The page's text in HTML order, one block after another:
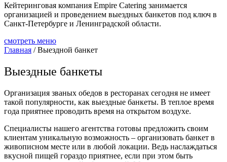
Кейтеринговая компания Empire Catering занимается
организацией и проведением выездных банкетов под ключ в
Санкт-Петербурге и Ленинградской области.
смотреть меню
Главная / Выездной банкет
Выездные банкеты
Организация званых обедов в ресторанах сегодня не имеет
такой популярности, как выездные банкеты. В теплое время
года приятнее проводить время на открытом воздухе.
Специалисты нашего агентства готовы предложить своим
клиентам уникальную возможность – организовать банкет в
живописном месте или в любой локации. Ведь наслаждаться
вкусной пищей гораздо приятнее, если при этом быть